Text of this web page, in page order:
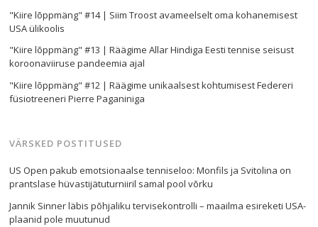
"Kiire lõppmäng" #14 | Siim Troost avameelselt oma kohanemisest
USA ülikoolis
"Kiire lõppmäng" #13 | Räägime Allar Hindiga Eesti tennise seisust
koroonaviiruse pandeemia ajal
"Kiire lõppmäng" #12 | Räägime unikaalsest kohtumisest Federeri
füsiotreeneri Pierre Paganiniga
VÄRSKED POSTITUSED
US Open pakub emotsionaalse tenniseloo: Monfils ja Svitolina on
prantslase hüvastijätuturniiril samal pool võrku
Jannik Sinner läbis põhjaliku tervisekontrolli – maailma esireketi USA-
plaanid pole muutunud
Navigeerimine